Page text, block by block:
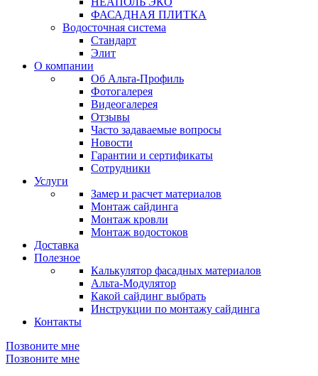
ФАСАДНАЯ ПЛИТКА
Водосточная система
Стандарт
Элит
О компании
Об Альта-Профиль
Фотогалерея
Видеогалерея
Отзывы
Часто задаваемые вопросы
Новости
Гарантии и сертификаты
Сотрудники
Услуги
Замер и расчет материалов
Монтаж сайдинга
Монтаж кровли
Монтаж водостоков
Доставка
Полезное
Калькулятор фасадных материалов
Альта-Модулятор
Какой сайдинг выбрать
Инструкции по монтажу сайдинга
Контакты
Позвоните мне
Позвоните мне